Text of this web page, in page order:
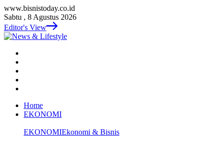
www.bisnistoday.co.id
Sabtu , 8 Agustus 2026
Editor's View
Home
EKONOMI
EKONOMIEkonomi & Bisnis